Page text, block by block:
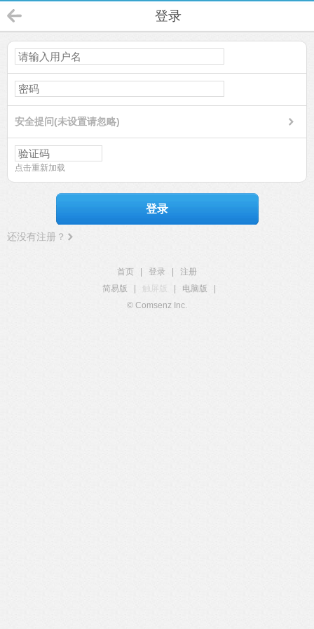
登录
安全提问(未设置请忽略)
点击重新加载
登录
还没有注册？
首页 登录
注册
简易版
触屏版 电脑版
© Comsenz Inc.